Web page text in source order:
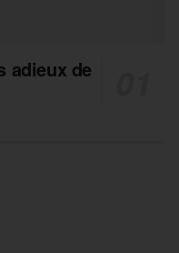
adieux de